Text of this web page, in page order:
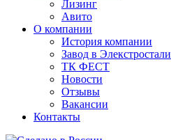
Лизинг
Авито
О компании
История компании
Завод в Элекстростали
ТК ФЕСТ
Новости
Отзывы
Вакансии
Контакты